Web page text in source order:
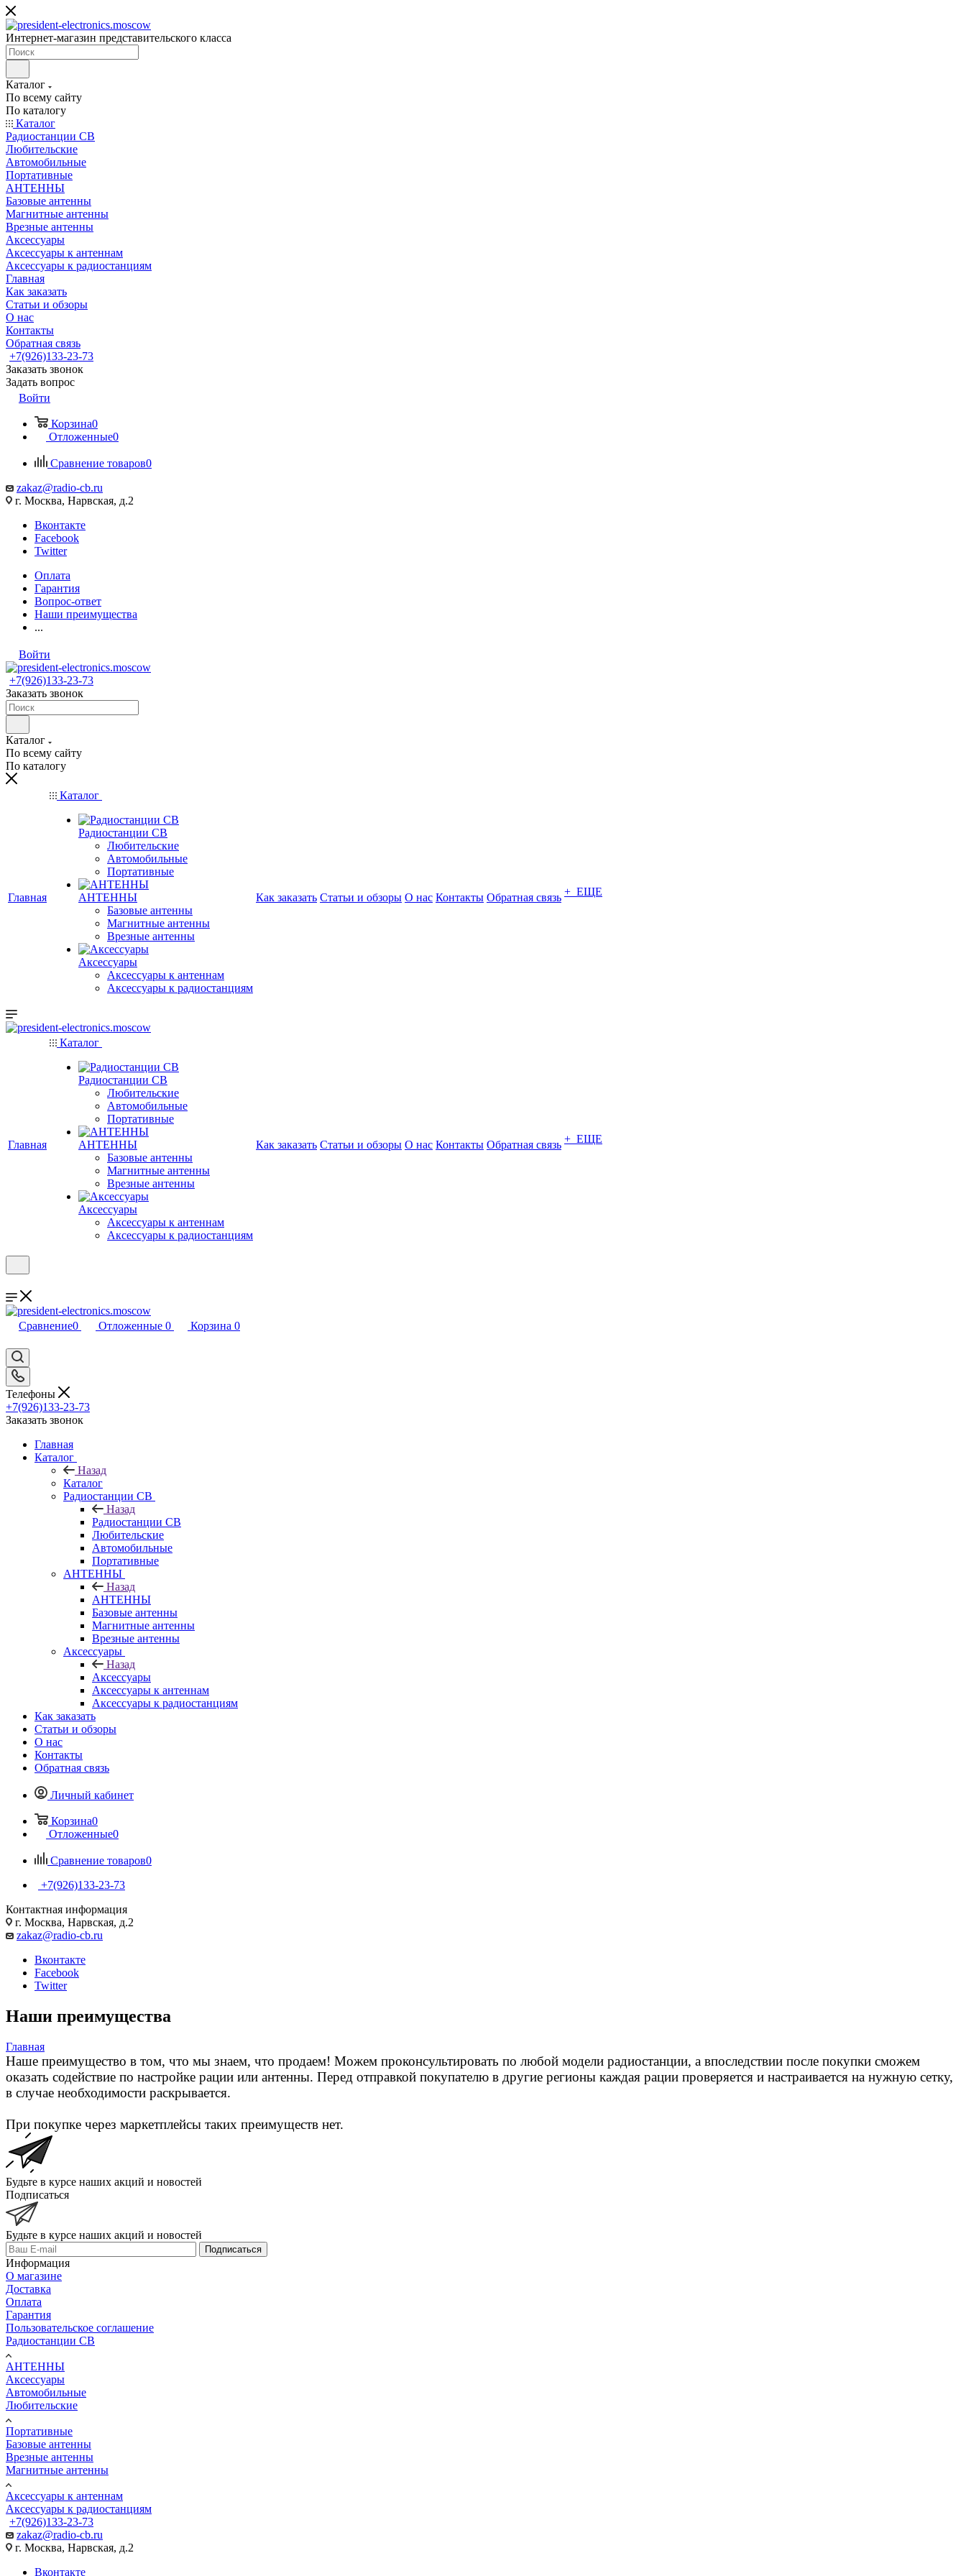
Интернет-магазин представительского класса
Каталог
По всему сайту
По каталогу
Каталог
Радиостанции CB
Любительские
Автомобильные
Портативные
АНТЕННЫ
Базовые антенны
Магнитные антенны
Врезные антенны
Аксессуары
Аксессуары к антеннам
Аксессуары к радиостанциям
Главная
Как заказать
Статьи и обзоры
О нас
Контакты
Обратная связь
+7(926)133-23-73
Заказать звонок
Задать вопрос
Войти
Корзина0
Отложенные0
Сравнение товаров0
zakaz@radio-cb.ru
г. Москва, Нарвская, д.2
Вконтакте
Facebook
Twitter
Оплата
Гарантия
Вопрос-ответ
Наши преимущества
...
Войти
+7(926)133-23-73
Заказать звонок
Каталог
По всему сайту
По каталогу
Главная
Каталог
Радиостанции CB
Любительские
Автомобильные
Портативные
АНТЕННЫ
Базовые антенны
Магнитные антенны
Врезные антенны
Аксессуары
Аксессуары к антеннам
Аксессуары к радиостанциям
Как заказать Статьи и обзоры О нас Контакты Обратная связь + ЕЩЕ
Главная
Каталог
Радиостанции CB
Любительские
Автомобильные
Портативные
АНТЕННЫ
Базовые антенны
Магнитные антенны
Врезные антенны
Аксессуары
Аксессуары к антеннам
Аксессуары к радиостанциям
Как заказать Статьи и обзоры О нас Контакты Обратная связь + ЕЩЕ
Сравнение0 Отложенные 0 Корзина 0
Телефоны
+7(926)133-23-73
Заказать звонок
Главная
Каталог
Назад
Каталог
Радиостанции CB
Назад
Радиостанции CB
Любительские
Автомобильные
Портативные
АНТЕННЫ
Назад
АНТЕННЫ
Базовые антенны
Магнитные антенны
Врезные антенны
Аксессуары
Назад
Аксессуары
Аксессуары к антеннам
Аксессуары к радиостанциям
Как заказать
Статьи и обзоры
О нас
Контакты
Обратная связь
Личный кабинет
Корзина0
Отложенные0
Сравнение товаров0
+7(926)133-23-73
Контактная информация
г. Москва, Нарвская, д.2
zakaz@radio-cb.ru
Вконтакте
Facebook
Twitter
Наши преимущества
Главная
Наше преимущество в том, что мы знаем, что продаем! Можем проконсультировать по любой модели радиостанции, а впоследствии после покупки сможем
оказать содействие по настройке рации или антенны. Перед отправкой покупателю в другие регионы каждая рации проверяется и настраивается на нужную сетку,
в случае необходимости раскрывается.
При покупке через маркетплейсы таких преимуществ нет.
Будьте в курсе наших акций и новостей
Подписаться
Будьте в курсе наших акций и новостей
Подписаться
Информация
О магазине
Доставка
Оплата
Гарантия
Пользовательское соглашение
Радиостанции CB
АНТЕННЫ
Аксессуары
Автомобильные
Любительские
Портативные
Базовые антенны
Врезные антенны
Магнитные антенны
Аксессуары к антеннам
Аксессуары к радиостанциям
+7(926)133-23-73
zakaz@radio-cb.ru
г. Москва, Нарвская, д.2
Вконтакте